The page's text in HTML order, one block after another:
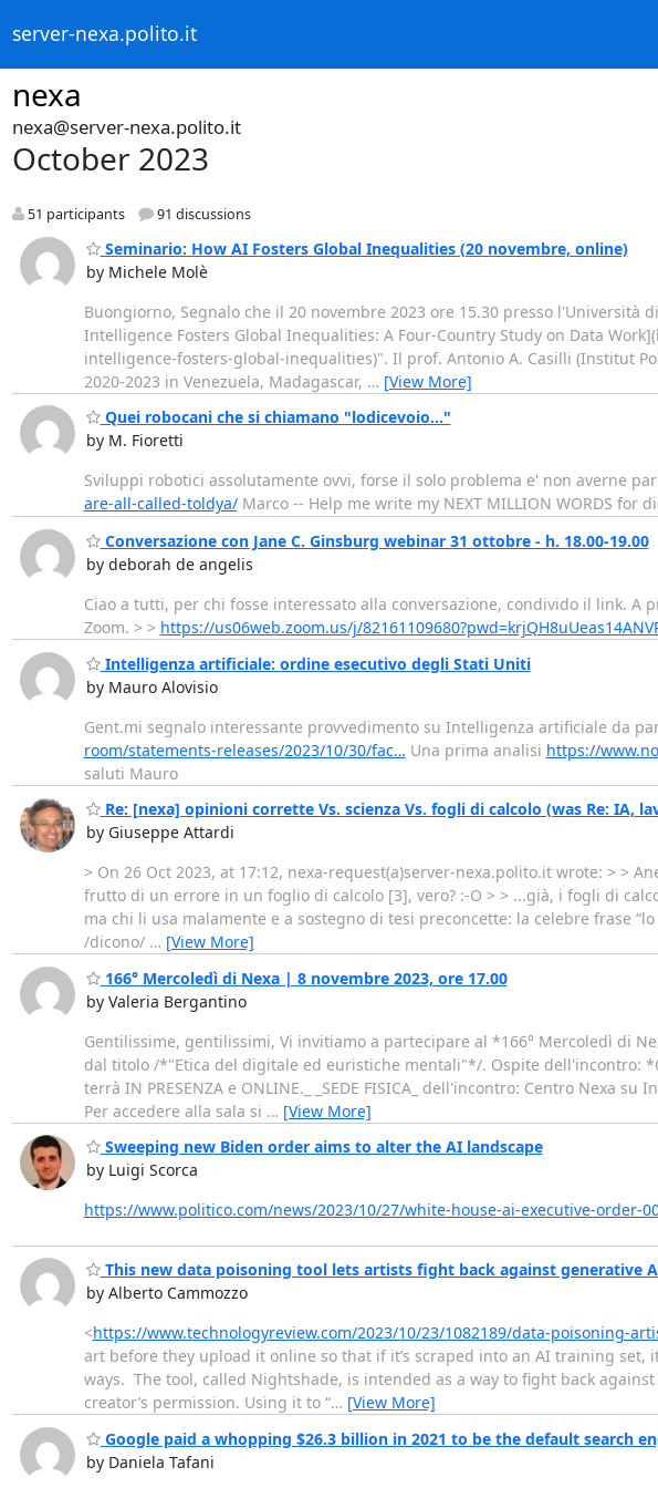
server-nexa.polito.it
nexa
nexa@server-nexa.polito.it
October 2023
51 participants 91 discussions
Seminario: How AI Fosters Global Inequalities (20 novembre, online)
by Michele Molè
Buongiorno, Segnalo che il 20 novembre 2023 ore 15.30 presso
Intelligence Fosters Global Inequalities: A Four-Country Study on Data
intelligence-fosters-global-inequalities)". Il prof. Antonio A. Casilli (Institut
2020-2023 in Venezuela, Madagascar, … [View More]
Quei robocani che si chiamano "lodicevoio..."
by M. Fioretti
Sviluppi robotici assolutamente ovvi, forse il solo problema e' non averne
are-all-called-toldya/Marco -- Help me write my NEXT MILLION WORDS for
Conversazione con Jane C. Ginsburg webinar 31 ottobre - h. 18.00-19.00
by deborah de angelis
Ciao a tutti, per chi fosse interessato alla conversazione, condivido il link.
Zoom. > > https://us06web.zoom.us/j/
Intelligenza artificiale: ordine esecutivo degli Stati Uniti
by Mauro Alovisio
Gent.mi segnalo interessante provvedimento su Intelligenza artificiale da
room/statements-releases/2023/10/30/fac… Una prima analisi https://
saluti Mauro
Re: [nexa] opinioni corrette Vs. scienza Vs. fogli di calcolo (was Re: IA,
by Giuseppe Attardi
> On 26 Oct 2023, at 17:12, nexa-request(a)server-nexa.polito.it wrote: > >
frutto di un errore in un foglio di calcolo [3], vero? :-O > > ...già, i fogli di
ma chi li usa malamente e a sostegno di tesi preconcette: la celebre frase
/dicono/ … [View More]
166° Mercoledì di Nexa | 8 novembre 2023, ore 17.00
by Valeria Bergantino
Gentilissime, gentilissimi, Vi invitiamo a partecipare al *166° Mercoledì di
dal titolo /*"Etica del digitale ed euristiche mentali"*/. Ospite dell'incontro:
terrà IN PRESENZA e ONLINE._ _SEDE FISICA_ dell'incontro: Centro Nexa
Per accedere alla sala si … [View More]
Sweeping new Biden order aims to alter the AI landscape
by Luigi Scorca
https://www.politico.com/news/2023/10/27/white-house-ai-executive-order-
This new data poisoning tool lets artists fight back against generative
by Alberto Cammozzo
<https://www.technologyreview.com/2023/10/23/1082189/data-poisoning-
art before they upload it online so that if it’s scraped into an AI training
ways. The tool, called Nightshade, is intended as a way to fight back
creator’s permission. Using it to “… [View More]
Google paid a whopping $26.3 billion in 2021 to be the default search
by Daniela Tafani